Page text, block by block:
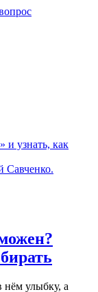
и узнать, как
Савченко.
нём улыбку, а